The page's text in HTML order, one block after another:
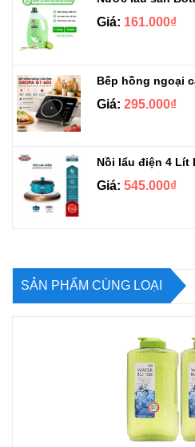
Giá: 161.000₫
Bếp hồng ngoại
Giá: 295.000₫
Nồi lẩu điện 4 Lít
Giá: 545.000₫
SẢN PHẨM CÙNG LOẠI